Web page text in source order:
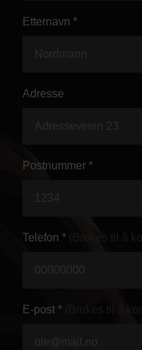
Digital
Styling og
Kjøpsmegling
Stillinger
Personvern
Etternavn *
Adresse
Postnummer *
Telefon *
E-post *